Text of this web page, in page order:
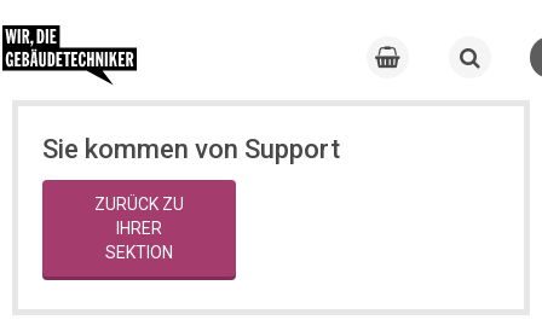
Sie kommen von Support
ZURÜCK ZU
IHRER
SEKTION